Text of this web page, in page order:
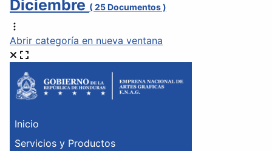
Diciembre ( 25 Documentos )
Abrir categoría en nueva ventana